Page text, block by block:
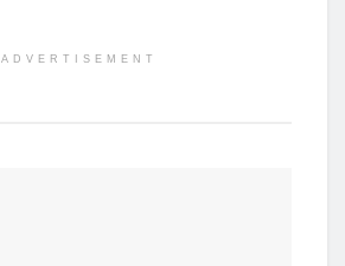
ADVERTISEMENT